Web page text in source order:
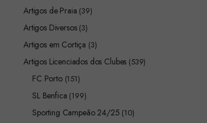
Artigos de Praia (39)
Artigos Diversos (3)
Artigos em Cortiça (3)
Artigos Licenciados dos Clubes (539)
FC Porto (151)
SL Benfica (199)
Sporting Campeão 24/25 (10)